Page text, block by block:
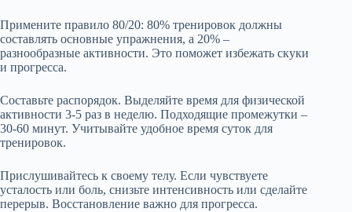
Примените правило 80/20: 80% тренировок должны
составлять основные упражнения, а 20% –
разнообразные активности. Это поможет избежать скуки
и прогресса.
Составьте распорядок. Выделяйте время для физической
активности 3-5 раз в неделю. Подходящие промежутки –
30-60 минут. Учитывайте удобное время суток для
тренировок.
Прислушивайтесь к своему телу. Если чувствуете
усталость или боль, снизьте интенсивность или сделайте
перерыв. Восстановление важно для прогресса.